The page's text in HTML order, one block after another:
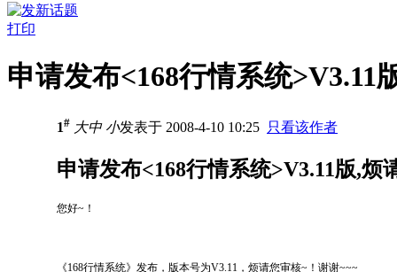
打印
申请发布<168行情系统>V3.11
1# 大中 小发表于 2008-4-10 10:25 只看该作者
申请发布<168行情系统>V3.11版,烦
您好~ ！
《168行情系统》发布，版本号为V3.11 ，烦请您审核~ ！谢谢~~~